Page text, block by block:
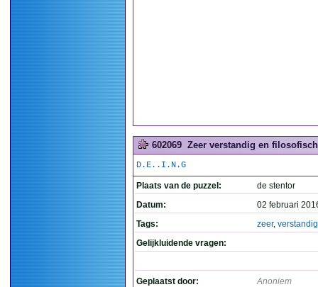
602069 Zeer verstandig en
D.E..I.N.G
Plaats van de puzzel:
de stentor
Datum:
02 februari
Tags:
zeer, verstandig
Gelijkluidende vragen:
Geplaatst door: Anoniem